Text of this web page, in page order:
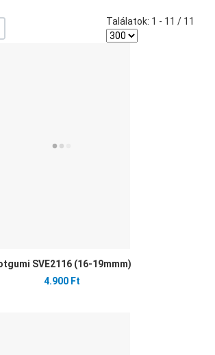
Találatok: 1 - 11 / 11
SVE2116 (16-19mmm)
4.900 Ft